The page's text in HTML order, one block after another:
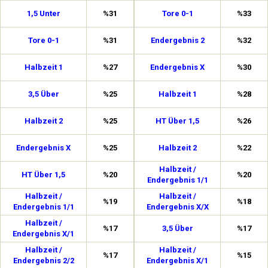
1,5 Unter %31
Tore 0-1 %31
Halbzeit 1 %27
3,5 Über %25
Halbzeit 2 %25
Endergebnis X %25
HT Über 1,5 %20
Halbzeit /
Endergebnis 1/1
%19
Halbzeit /
Endergebnis X/1
%17
Halbzeit /
Endergebnis 2/2
%17
Tore 0-1 %33
Endergebnis 2 %32
Endergebnis X %30
Halbzeit 1 %28
HT Über 1,5 %26
Halbzeit 2 %22
Halbzeit /
Endergebnis 1/1
%20
Halbzeit /
Endergebnis X/X
%18
3,5 Über %17
Halbzeit /
Endergebnis X/1
%15